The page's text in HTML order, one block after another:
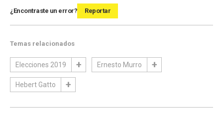
¿Encontraste un error? Reportar
Temas relacionados
Elecciones 2019 Ernesto Murro
Hebert Gatto